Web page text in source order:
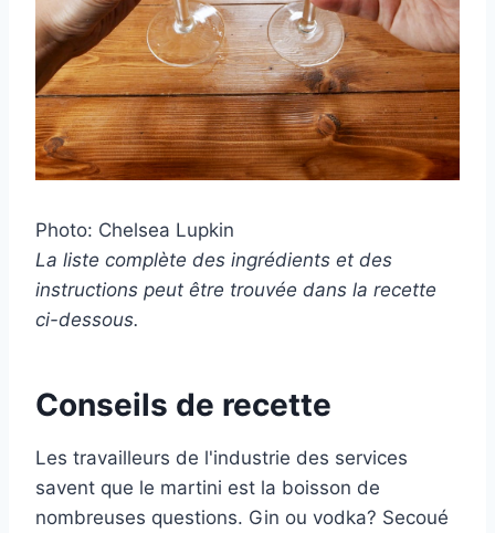
Photo: Chelsea Lupkin
La liste complète des ingrédients et des
instructions peut être trouvée dans la recette
ci-dessous.
Conseils de recette
Les travailleurs de l'industrie des services
savent que le martini est la boisson de
nombreuses questions. Gin ou vodka? Secoué